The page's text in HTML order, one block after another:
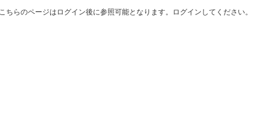
こちらのページはログイン後に参照可能となります。ログインしてください。